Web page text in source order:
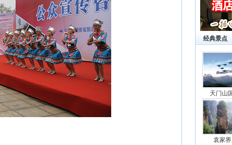
经典景点
天门山
袁家